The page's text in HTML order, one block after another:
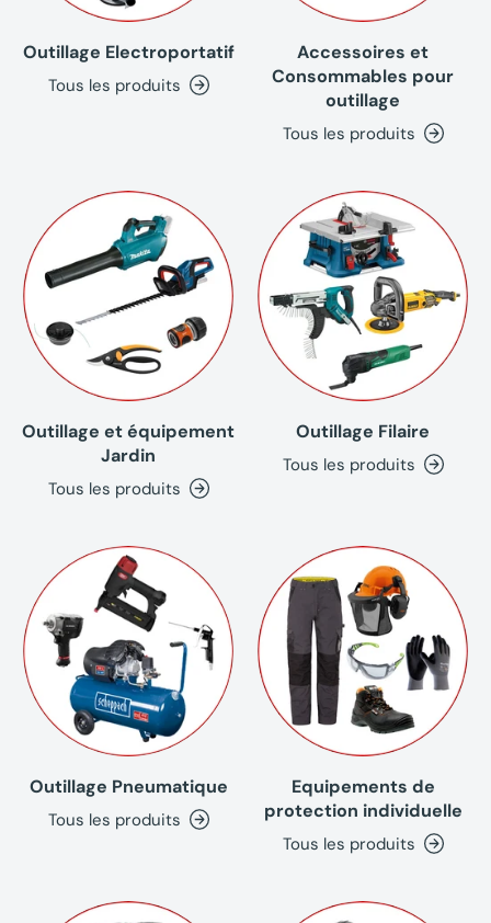
Outillage Electroportatif
Tous les produits
Accessoires et
Consommables pour
outillage
Tous les produits
Outillage et équipement
Jardin
Tous les produits
Outillage Filaire
Tous les produits
Outillage Pneumatique
Tous les produits
Equipements de
protection individuelle
Tous les produits